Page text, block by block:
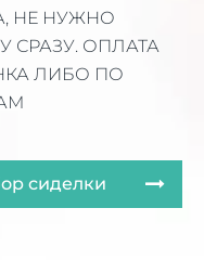
НЕ НУЖНО
СРАЗУ. ОПЛАТА
ЛИБО ПО
сиделки